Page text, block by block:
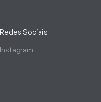
Redes Sociais
Instagram